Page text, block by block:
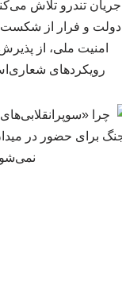
جریان تندرو تلاش
دولت و فرار از
امنیت ملی، از
رویکردهای